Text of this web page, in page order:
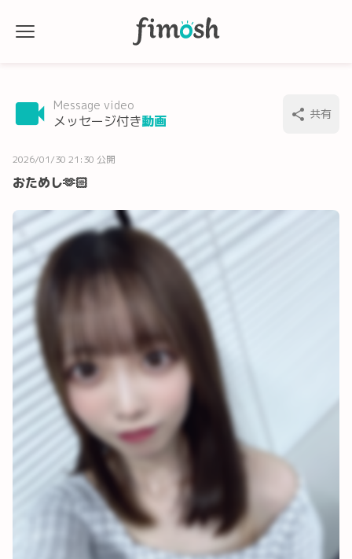
Message video
メッセージ付き動画 共有
2026/01/30 21:30 公開
おためし🫶🏻